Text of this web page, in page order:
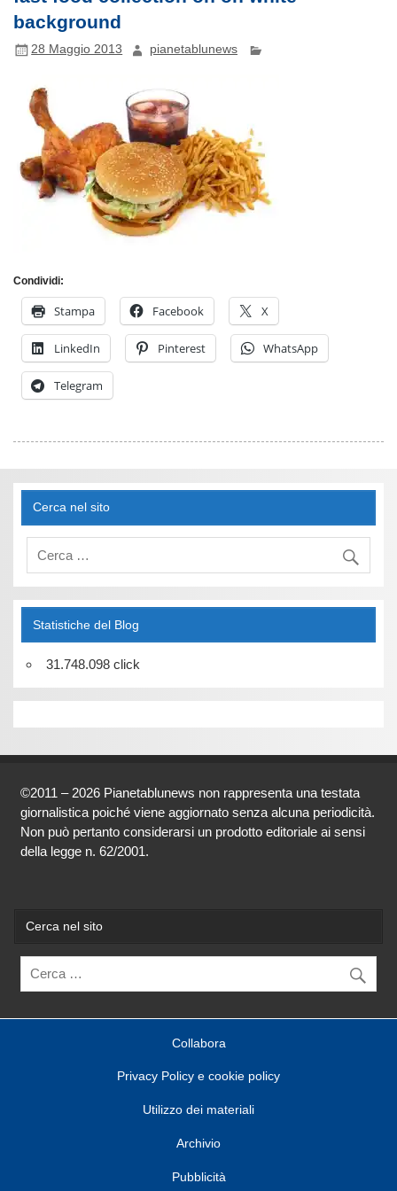
background
28 Maggio 2013 pianetablunews
Condividi:
Stampa Facebook X
LinkedIn Pinterest WhatsApp
Telegram
Cerca nel sito
Statistiche del Blog
31.748.098 click
©2011 – 2026 Pianetablunews non rappresenta una testata
giornalistica poiché viene aggiornato senza alcuna periodicità.
Non può pertanto considerarsi un prodotto editoriale ai sensi
della legge n. 62/2001.
Cerca nel sito
Collabora
Privacy Policy e cookie policy
Utilizzo dei materiali
Archivio
Pubblicità